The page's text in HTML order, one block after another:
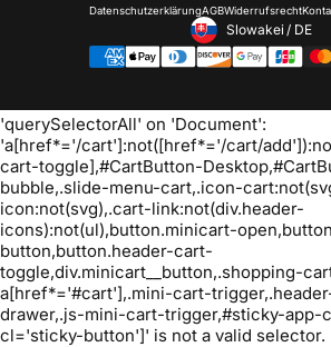
DatenschutzerklärungAGBWiderrufsrecht
Slowakei / DE
'querySelectorAll' on 'Document':
'a[href*='/cart']:not([href*='/cart/
cart-toggle],#CartButton-
bubble,.slide-menu-cart,.icon-
icon:not(svg),.cart-link:not(div.header-
icons):not(ul),button.minicart-
button,button.header-cart-
toggle,div.minicart__button,.shopping-
a[href*='#cart'],.mini-cart-
drawer,.js-mini-cart-trigger,#sticky-app-
cl='sticky-button']' is not a valid selector.